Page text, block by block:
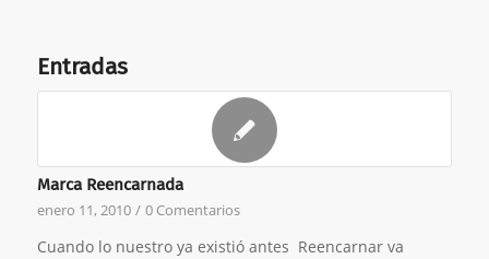
Entradas
Marca Reencarnada
enero 11, 2010 / 0 Comentarios
Cuando lo nuestro ya existió antes Reencarnar va